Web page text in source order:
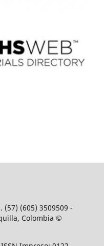
(57) (605) 3509509 -
Colombia ©